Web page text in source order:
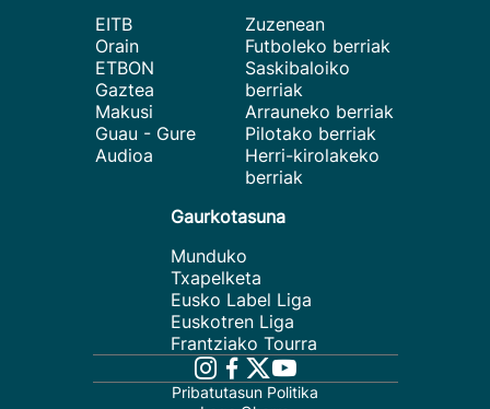
EITB
Orain
ETBON
Gaztea
Makusi
Guau - Gure
Audioa
Zuzenean
Futboleko berriak
Saskibaloiko
berriak
Arrauneko berriak
Pilotako berriak
Herri-kirolakeko
berriak
Gaurkotasuna
Munduko
Txapelketa
Eusko Label Liga
Euskotren Liga
Frantziako Tourra
Pribatutasun Politika